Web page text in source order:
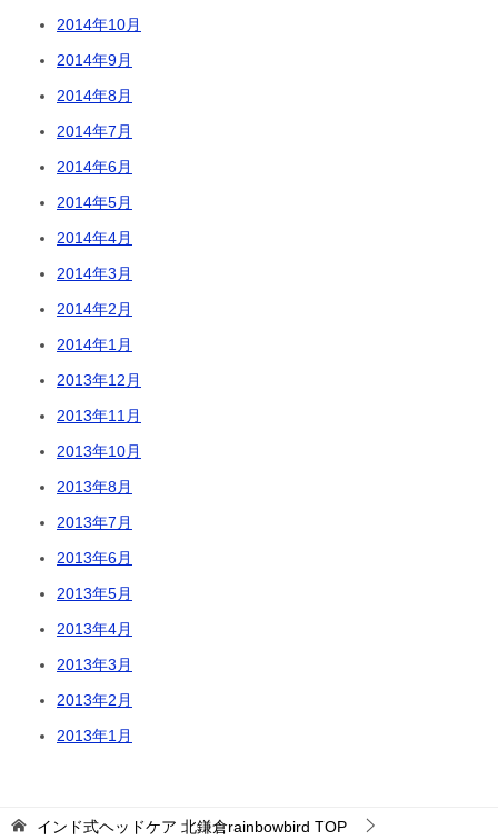
2014年10月
2014年9月
2014年8月
2014年7月
2014年6月
2014年5月
2014年4月
2014年3月
2014年2月
2014年1月
2013年12月
2013年11月
2013年10月
2013年8月
2013年7月
2013年6月
2013年5月
2013年4月
2013年3月
2013年2月
2013年1月
インド式ヘッドケア 北鎌倉rainbowbird TOP